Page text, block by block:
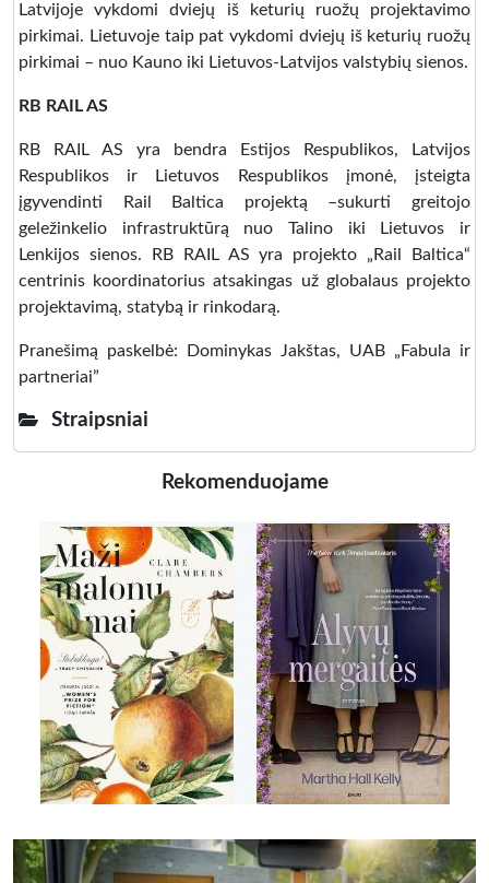
Latvijoje vykdomi dviejų iš keturių ruožų projektavimo
pirkimai. Lietuvoje taip pat vykdomi dviejų iš keturių ruožų
pirkimai – nuo Kauno iki Lietuvos-Latvijos valstybių sienos.
RB RAIL AS
RB RAIL AS yra bendra Estijos Respublikos, Latvijos
Respublikos ir Lietuvos Respublikos įmonė, įsteigta
įgyvendinti Rail Baltica projektą –sukurti greitojo
geležinkelio infrastruktūrą nuo Talino iki Lietuvos ir
Lenkijos sienos. RB RAIL AS yra projekto „Rail Baltica“
centrinis koordinatorius atsakingas už globalaus projekto
projektavimą, statybą ir rinkodarą.
Pranešimą paskelbė: Dominykas Jakštas, UAB „Fabula ir
partneriai”
Straipsniai
Rekomenduojame